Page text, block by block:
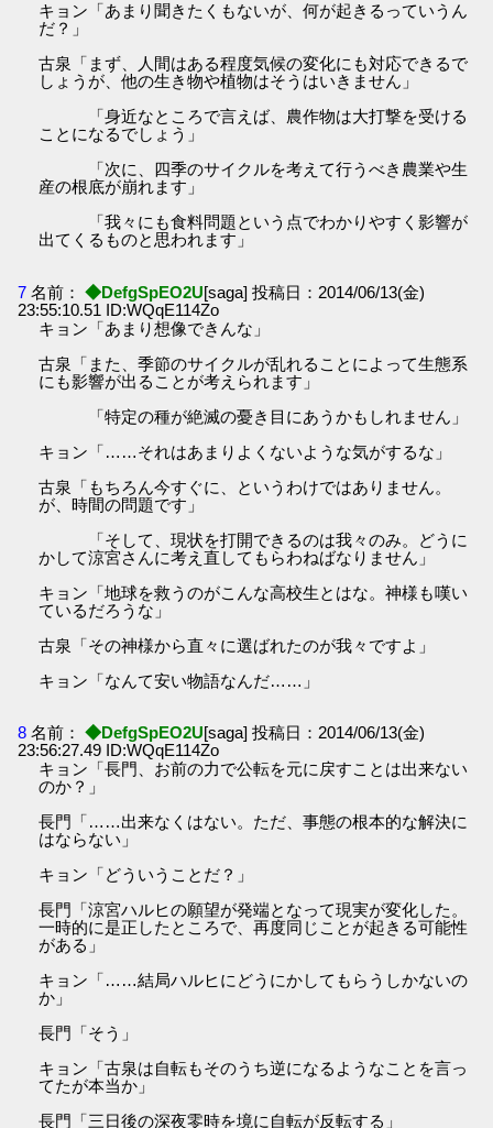
キョン「あまり聞きたくもないが、何が起きるっていうん
だ？」
古泉「まず、人間はある程度気候の変化にも対応できるで
しょうが、他の生き物や植物はそうはいきません」
「身近なところで言えば、農作物は大打撃を受ける
ことになるでしょう」
「次に、四季のサイクルを考えて行うべき農業や生
産の根底が崩れます」
「我々にも食料問題という点でわかりやすく影響が
出てくるものと思われます」
7 名前： ◆DefgSpEO2U[saga] 投稿日：2014/06/13(金)
23:55:10.51 ID:WQqE114Zo
キョン「あまり想像できんな」
古泉「また、季節のサイクルが乱れることによって生態系
にも影響が出ることが考えられます」
「特定の種が絶滅の憂き目にあうかもしれません」
キョン「……それはあまりよくないような気がするな」
古泉「もちろん今すぐに、というわけではありません。
が、時間の問題です」
「そして、現状を打開できるのは我々のみ。どうに
かして涼宮さんに考え直してもらわねばなりません」
キョン「地球を救うのがこんな高校生とはな。神様も嘆い
ているだろうな」
古泉「その神様から直々に選ばれたのが我々ですよ」
キョン「なんて安い物語なんだ……」
8 名前： ◆DefgSpEO2U[saga] 投稿日：2014/06/13(金)
23:56:27.49 ID:WQqE114Zo
キョン「長門、お前の力で公転を元に戻すことは出来ない
のか？」
長門「……出来なくはない。ただ、事態の根本的な解決に
はならない」
キョン「どういうことだ？」
長門「涼宮ハルヒの願望が発端となって現実が変化した。
一時的に是正したところで、再度同じことが起きる可能性
がある」
キョン「……結局ハルヒにどうにかしてもらうしかないの
か」
長門「そう」
キョン「古泉は自転もそのうち逆になるようなことを言っ
てたが本当か」
長門「三日後の深夜零時を境に自転が反転する」